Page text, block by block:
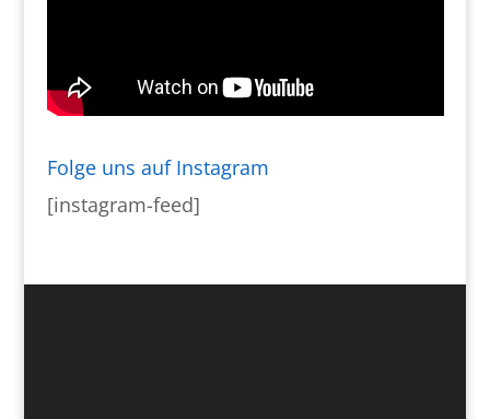
Folge uns auf Instagram
[instagram-feed]